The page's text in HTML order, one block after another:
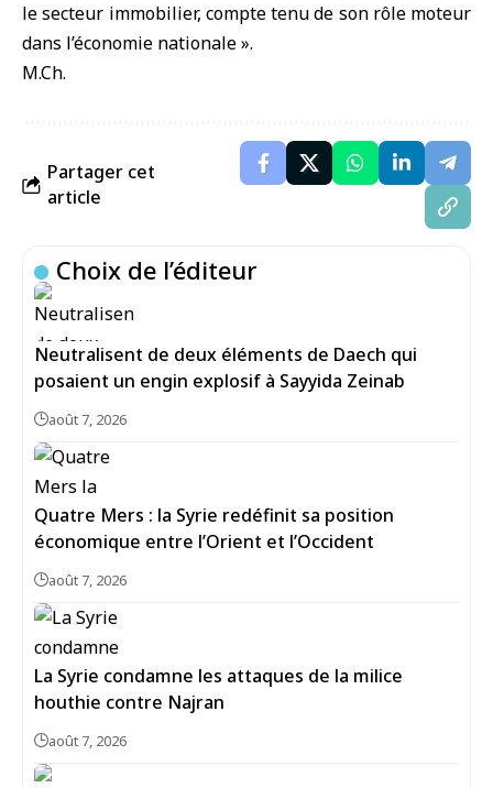
le secteur immobilier, compte tenu de son rôle moteur
dans l’économie nationale ».
M.Ch.
Partager cet
article
Choix de l’éditeur
Neutralisent de deux éléments de Daech qui
posaient un engin explosif à Sayyida Zeinab
août 7, 2026
Quatre Mers : la Syrie redéfinit sa position
économique entre l’Orient et l’Occident
août 7, 2026
La Syrie condamne les attaques de la milice
houthie contre Najran
août 7, 2026